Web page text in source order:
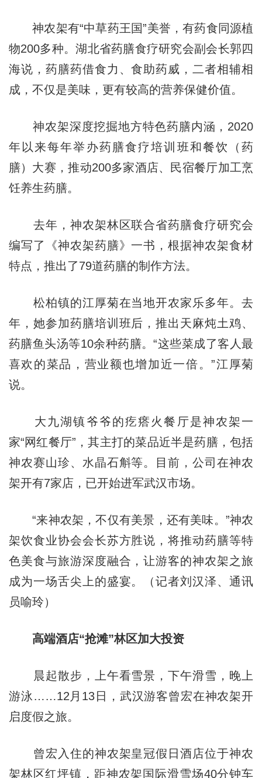
神农架有“中草药王国”美誉，有药食同源植
物200多种。湖北省药膳食疗研究会副会长郭四
海说，药膳药借食力、食助药威，二者相辅相
成，不仅是美味，更有较高的营养保健价值。
神农架深度挖掘地方特色药膳内涵，2020
年以来每年举办药膳食疗培训班和餐饮（药
膳）大赛，推动200多家酒店、民宿餐厅加工烹
饪养生药膳。
去年，神农架林区联合省药膳食疗研究会
编写了《神农架药膳》一书，根据神农架食材
特点，推出了79道药膳的制作方法。
松柏镇的江厚菊在当地开农家乐多年。去
年，她参加药膳培训班后，推出天麻炖土鸡、
药膳鱼头汤等10余种药膳。“这些菜成了客人最
喜欢的菜品，营业额也增加近一倍。”江厚菊
说。
大九湖镇爷爷的疙瘩火餐厅是神农架一
家“网红餐厅”，其主打的菜品近半是药膳，包括
神农赛山珍、水晶石斛等。目前，公司在神农
架开有7家店，已开始进军武汉市场。
“来神农架，不仅有美景，还有美味。”神农
架饮食业协会会长苏方胜说，将推动药膳等特
色美食与旅游深度融合，让游客的神农架之旅
成为一场舌尖上的盛宴。（记者刘汉泽、通讯
员喻玲）
高端酒店“抢滩”林区加大投资
晨起散步，上午看雪景，下午滑雪，晚上
游泳……12月13日，武汉游客曾宏在神农架开
启度假之旅。
曾宏入住的神农架皇冠假日酒店位于神农
架林区红坪镇，距神农架国际滑雪场40分钟车